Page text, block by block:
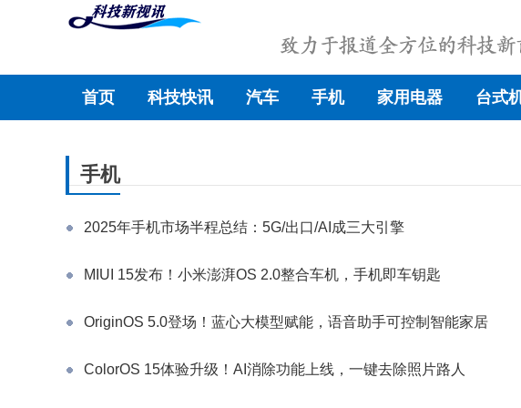
首页 科技快讯 汽车 手机 家用电器 台式
手机
2025年手机市场半程总结：5G/出口/AI成三大引擎
MIUI 15发布！小米澎湃OS 2.0整合车机，手机即车钥匙
OriginOS 5.0登场！蓝心大模型赋能，语音助手可控制智能家居
ColorOS 15体验升级！AI消除功能上线，一键去除照片路人